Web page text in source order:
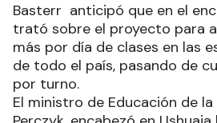
Basterr anticipó que en el
trató sobre el proyecto para
más por día de clases en las
de todo el país, pasando de
por turno.
El ministro de Educación de la